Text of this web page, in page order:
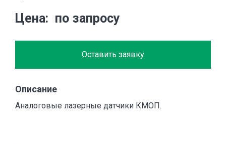
Цена по запросу
Оставить заявку
Описание
Аналоговые лазерные датчики КМОП.